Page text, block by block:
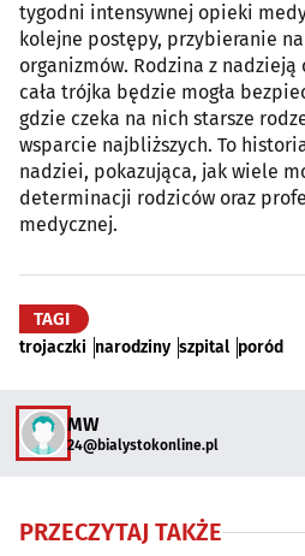
tygodni intensywnej opieki
kolejne postępy, przybieranie
organizmów. Rodzina z
cała trójka będzie mogła
gdzie czeka na nich starsze
wsparcie najbliższych. To
nadziei, pokazująca, jak wiele
determinacji rodziców oraz
medycznej.
TAGI
trojaczki narodziny szpital poród
MW
24@bialystokonline.pl
PRZECZYTAJ TAKŻE